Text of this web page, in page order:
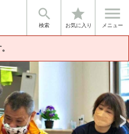

検索
star
お気に入り

メニュー
企業情報